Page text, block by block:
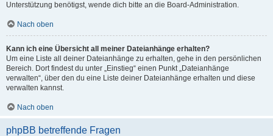
Unterstützung benötigst, wende dich bitte an die Board-Administration.
Nach oben
Kann ich eine Übersicht all meiner Dateianhänge erhalten?
Um eine Liste all deiner Dateianhänge zu erhalten, gehe in den persönlichen
Bereich. Dort findest du unter „Einstieg“ einen Punkt „Dateianhänge
verwalten“, über den du eine Liste deiner Dateianhänge erhalten und diese
verwalten kannst.
Nach oben
phpBB betreffende Fragen